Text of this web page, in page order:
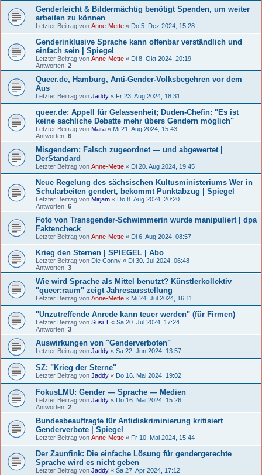
Genderleicht & Bildermächtig benötigt Spenden, um weiter
arbeiten zu können
Letzter Beitrag von Anne-Mette « Do 5. Dez 2024, 15:28
Genderinklusive Sprache kann offenbar verständlich und
einfach sein | Spiegel
Letzter Beitrag von Anne-Mette « Di 8. Okt 2024, 20:19
Antworten: 2
Queer.de, Hamburg, Anti-Gender-Volksbegehren vor dem
Aus
Letzter Beitrag von Jaddy « Fr 23. Aug 2024, 18:31
queer.de: Appell für Gelassenheit; Duden-Chefin: "Es ist
keine sachliche Debatte mehr übers Gendern möglich"
Letzter Beitrag von Mara « Mi 21. Aug 2024, 15:43
Antworten: 6
Misgendern: Falsch zugeordnet — und abgewertet |
DerStandard
Letzter Beitrag von Anne-Mette « Di 20. Aug 2024, 19:45
Neue Regelung des sächsischen Kultusministeriums Wer in
Schularbeiten gendert, bekommt Punktabzug | Spiegel
Letzter Beitrag von Mirjam « Do 8. Aug 2024, 20:20
Antworten: 6
Foto von Transgender-Schwimmerin wurde manipuliert | dpa
Faktencheck
Letzter Beitrag von Anne-Mette « Di 6. Aug 2024, 08:57
Krieg den Sternen | SPIEGEL | Abo
Letzter Beitrag von Die Conny « Di 30. Jul 2024, 06:48
Antworten: 3
Wie wird Sprache als Mittel benutzt? Künstlerkollektiv
"queer:raum" zeigt Jahresausstellung
Letzter Beitrag von Anne-Mette « Mi 24. Jul 2024, 16:11
"Unzutreffende Anrede kann teuer werden" (für Firmen)
Letzter Beitrag von Susi T « Sa 20. Jul 2024, 17:24
Antworten: 3
Auswirkungen von "Genderverboten"
Letzter Beitrag von Jaddy « Sa 22. Jun 2024, 13:57
SZ: "Krieg der Sterne"
Letzter Beitrag von Jaddy « Do 16. Mai 2024, 19:02
FokusLMU: Gender — Sprache — Medien
Letzter Beitrag von Jaddy « Do 16. Mai 2024, 15:26
Antworten: 2
Bundesbeauftragte für Antidiskriminierung kritisiert
Genderverbote | Spiegel
Letzter Beitrag von Anne-Mette « Fr 10. Mai 2024, 15:44
Der Zaunfink: Die einfache Lösung für gendergerechte
Sprache wird es nicht geben
Letzter Beitrag von Jaddy « Sa 27. Apr 2024, 17:12